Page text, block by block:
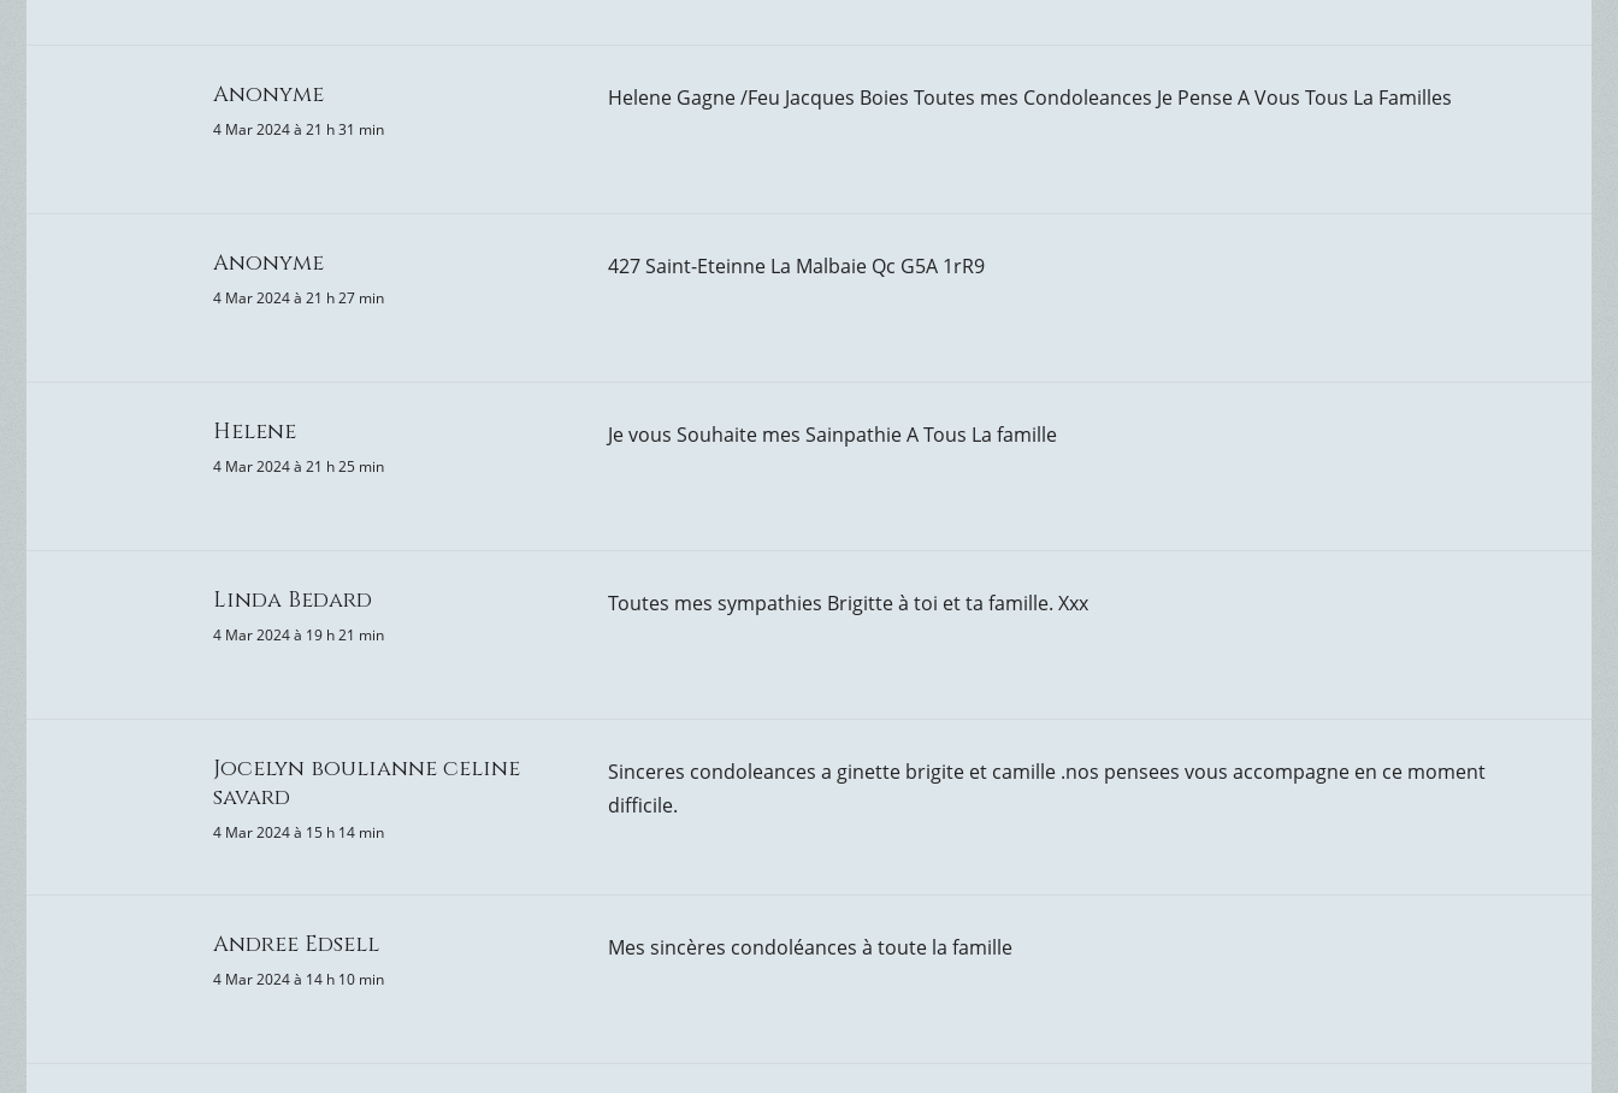
Anonyme
4 Mar 2024 à 21 h 31 min
Helene Gagne /Feu Jacques Boies Toutes mes Condoleances Je Pense A Vous Tous La Familles
Anonyme
4 Mar 2024 à 21 h 27 min
427 Saint-Eteinne La Malbaie Qc G5A 1rR9
Helene
4 Mar 2024 à 21 h 25 min
Je vous Souhaite mes Sainpathie A Tous La famille
Linda Bedard
4 Mar 2024 à 19 h 21 min
Toutes mes sympathies Brigitte à toi et ta famille. Xxx
Jocelyn boulianne celine
savard
4 Mar 2024 à 15 h 14 min
Sinceres condoleances a ginette brigite et camille .nos pensees vous accompagne en ce moment
difficile.
Andree Edsell
4 Mar 2024 à 14 h 10 min
Mes sincères condoléances à toute la famille